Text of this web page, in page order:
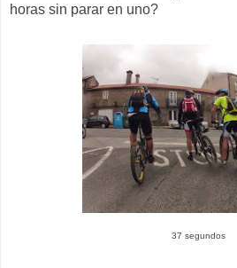
horas sin parar en uno?
37 segundos